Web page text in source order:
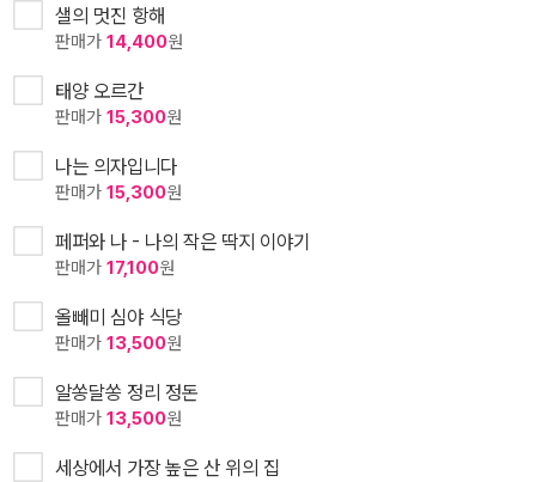
샐의 멋진 항해
판매가 14,400원
태양 오르간
판매가 15,300원
나는 의자입니다
판매가 15,300원
페퍼와 나 - 나의 작은 딱지 이야기
판매가 17,100원
올빼미 심야 식당
판매가 13,500원
알쏭달쏭 정리 정돈
판매가 13,500원
세상에서 가장 높은 산 위의 집